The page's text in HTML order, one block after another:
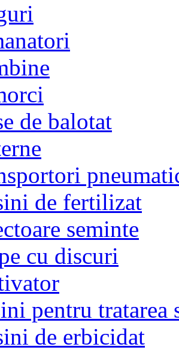
de balotat
de fertilizat
seminte
cu discuri
pentru tratarea
de erbicidat